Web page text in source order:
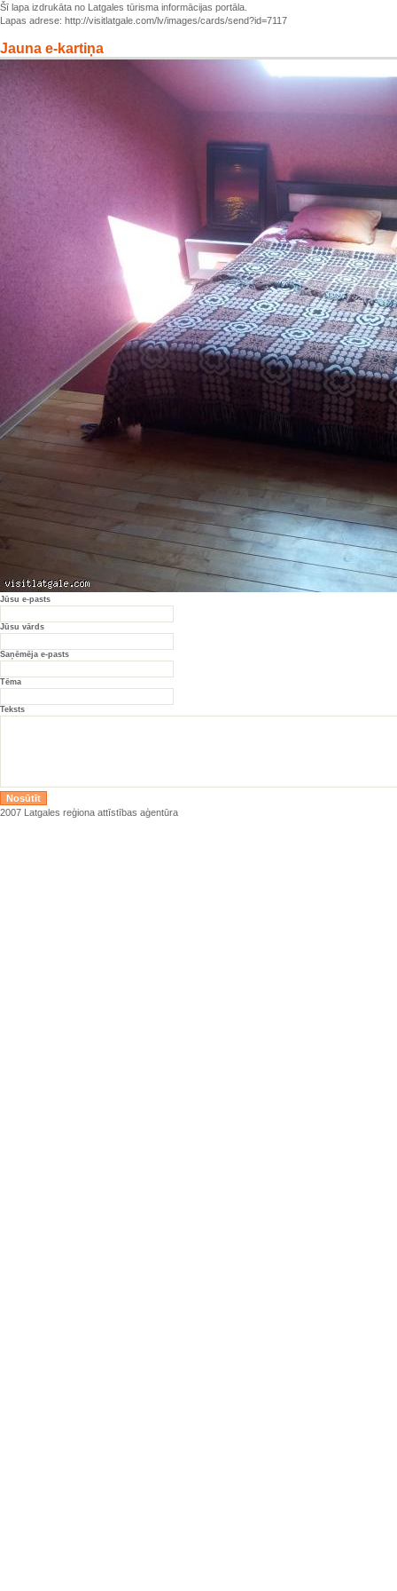
Šī lapa izdrukāta no Latgales tūrisma informācijas portāla.
Lapas adrese: http://visitlatgale.com/lv/images/cards/send?id=7117
Jauna e-kartiņa
Jūsu e-pasts
Jūsu vārds
Saņēmēja e-pasts
Tēma
Teksts
2007 Latgales reģiona attīstības aģentūra